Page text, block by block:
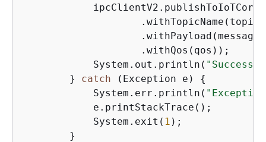
            ipcClientV2.publishToIoTCore(
                    .withTopicName(topic)
                    .withQos(qos));
            System.out.println(
        }
catch (Exception e) {
            System.err.println(
            e.printStackTrace();
            System.exit(
1 );
        }